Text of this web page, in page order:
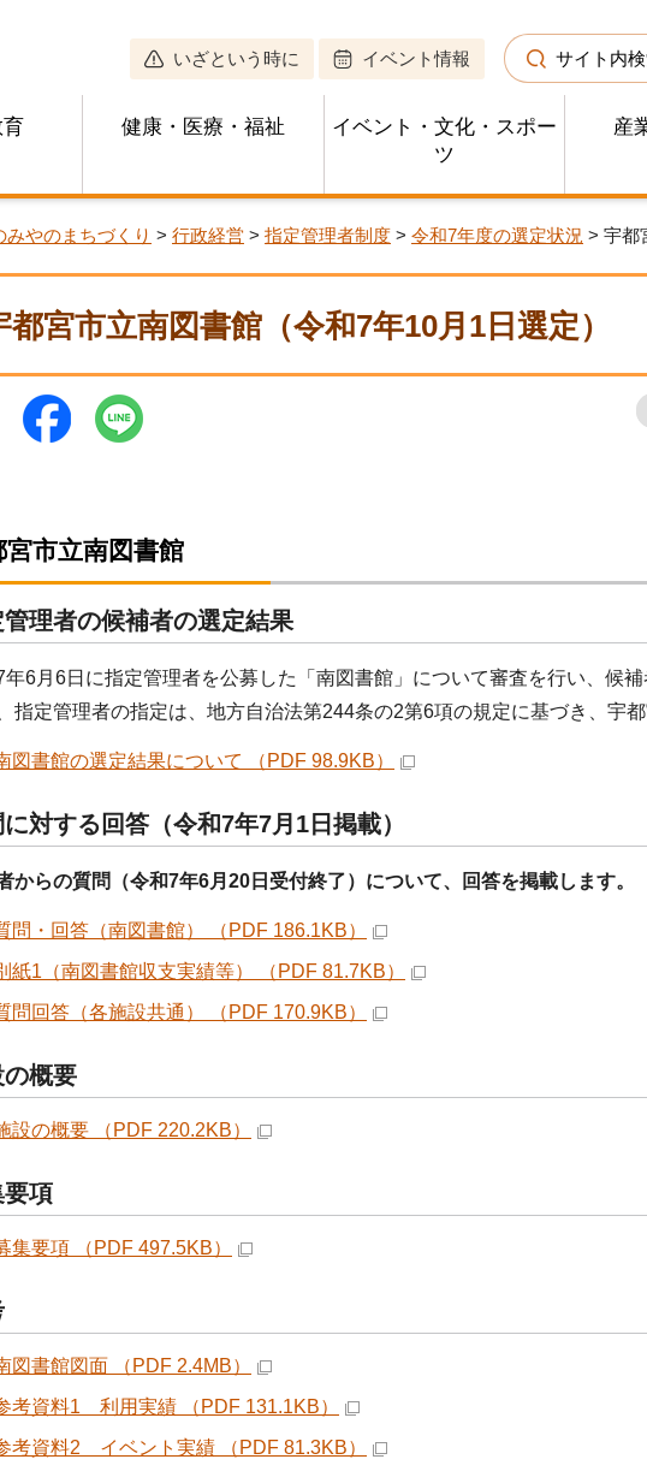
いざという時に イベント情報 サイト内
健康・医療・福祉
イベント・文化・スポー
ツ
産
みやのまちづくり > 行政経営 > 指定管理者制度 > 令和7年度の選定状況 > 宇都
都宮市立南図書館（令和7年10月1日選定）
宮市立南図書館
理者の候補者の選定結果
年6月6日に指定管理者を公募した「南図書館」について審査を行い、候補
指定管理者の指定は、地方自治法第244条の2第6項の規定に基づき、宇
図書館の選定結果について （PDF 98.9KB）
対する回答（令和7年7月1日掲載）
からの質問（令和7年6月20日受付終了）について、回答を掲載します。
問・回答（南図書館） （PDF 186.1KB）
紙1（南図書館収支実績等） （PDF 81.7KB）
問回答（各施設共通） （PDF 170.9KB）
概要
設の概要 （PDF 220.2KB）
項
集要項 （PDF 497.5KB）
図書館図面 （PDF 2.4MB）
考資料1 利用実績 （PDF 131.1KB）
考資料2 イベント実績 （PDF 81.3KB）